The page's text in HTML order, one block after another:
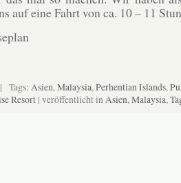
auf eine Fahrt von ca. 10 – 11
Tags: Asien,Malaysia,Perhentian Islands,
Resort| veröffentlicht inAsien,Malaysia,